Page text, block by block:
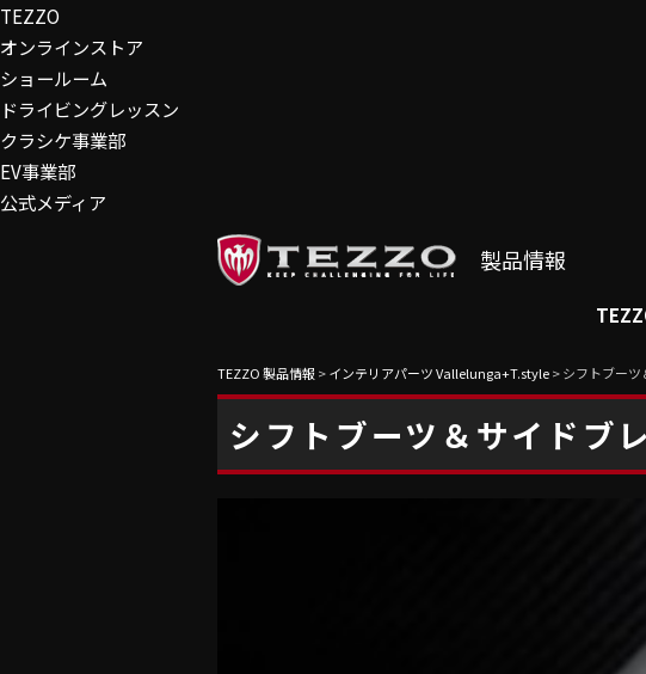
TEZZO
オンラインストア
ショールーム
ドライビングレッスン
クラシケ事業部
EV事業部
公式メディア
製品情報
TEZZO 製品情報>インテリアパーツ Vallelunga+T.style>シフトブー
シフトブーツ＆サイドブ